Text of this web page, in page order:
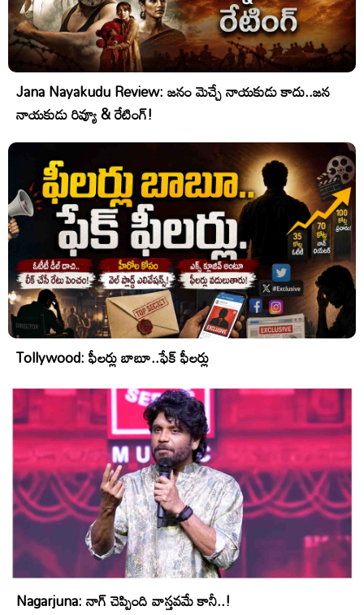
Jana Nayakudu Review: జనం మెచ్చే నాయకుడు కాదు..జన
నాయకుడు రివ్యూ & రేటింగ్!
Tollywood: ఫీలర్లు బాబూ..ఫేక్ ఫీలర్లు
Nagarjuna: నాగ్ చెప్పింది వాస్తవమే కానీ..!